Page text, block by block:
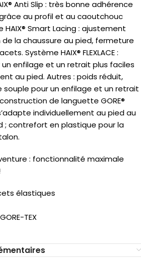
Anti Slip : très bonne adhérence
au profil et au caoutchouc
HAIX® Smart Lacing : ajustement
la chaussure au pied, fermeture
Système HAIX® FLEXLACE :
enfilage et un retrait plus faciles
au pied. Autres : poids réduit,
pour un enfilage et un retrait
de languette GORE®
individuellement au pied au
; contrefort en plastique pour la
: fonctionnalité maximale
élastiques
TEX